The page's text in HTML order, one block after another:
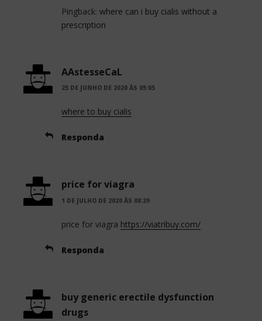
Pingback: where can i buy cialis without a
prescription
AAstesseCaL
25 DE JUNHO DE 2020 ÀS 05:05
where to buy cialis
Responda
price for viagra
1 DE JULHO DE 2020 ÀS 08:29
price for viagra https://viatribuy.com/
Responda
buy generic erectile dysfunction
drugs